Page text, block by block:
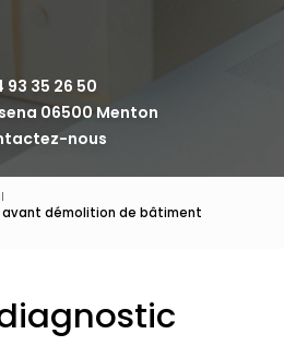
93 35 26 50
06500 Menton
nous
démolition de bâtiment